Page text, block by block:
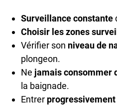
Surveillance constante
Choisir les zones
Vérifier son niveau de
plongeon.
Ne jamais consommer
la baignade.
Entrer progressivement